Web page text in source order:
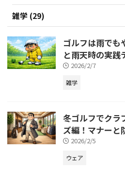
雑学 (29)
ゴルフは雨でも
と雨天時の実践
2026/2/7
雑学
冬ゴルフでクラ
ズ編！マナーと
2026/2/5
ウェア